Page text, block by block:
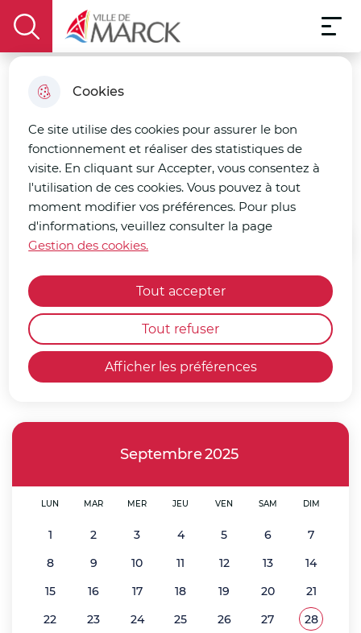
Cookies
Ce site utilise des cookies pour assurer le bon
fonctionnement et réaliser des statistiques de
visite. En cliquant sur Accepter, vous consentez à
l'utilisation de ces cookies. Vous pouvez à tout
moment modifier vos préférences. Pour plus
d'informations, veuillez consulter la page
Gestion des cookies.
Afficher les préférences
Tout accepter
Tout refuser
Aller à la
recherche
Consulter
le plan
display the search field
Ville de Marck
Menu
Cérémonie du 28
septembre
Cérémonie
Accueil
Commémoration du
bombardement de la rue 28
septembre
Septembre2025
LUN MAR MER JEU VEN SAM DIM
1 2 3 4 5 6
7
8
9 10 11 12 13
14
15
16 17 18 19 20
21
22
23 24 25 26 27 Voir
28